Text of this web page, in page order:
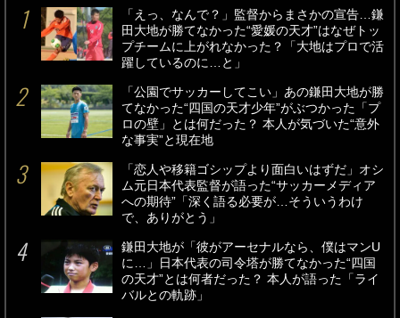
「えっ、なんで？」監督からまさかの宣告…鎌
田大地が勝てなかった“愛媛の天才”はなぜトッ
プチームに上がれなかった？「大地はプロで活
躍しているのに…と」
「公園でサッカーしてこい」あの鎌田大地が勝
てなかった“四国の天才少年”がぶつかった「プ
ロの壁」とは何だった？ 本人が気づいた“意外
な事実”と現在地
「恋人や移籍ゴシップより面白いはずだ」オシ
ム元日本代表監督が語った“サッカーメディア
への期待”「深く語る必要が…そういうわけ
で、ありがとう」
鎌田大地が「彼がアーセナルなら、僕はマンU
に…」日本代表の司令塔が勝てなかった“四国
の天才”とは何者だった？ 本人が語った「ライ
バルとの軌跡」